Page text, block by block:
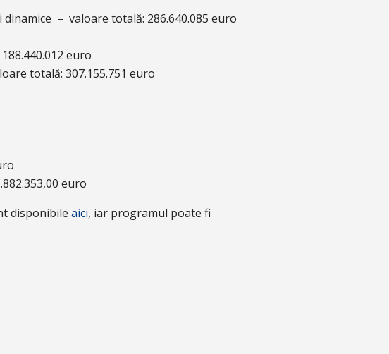
– valoare totală: 286.640.085 euro
euro
totală: 307.155.751 euro
euro
disponibile aici, iar programul poate fi